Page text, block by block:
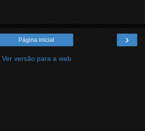
›
Página inicial
Ver versão para a web